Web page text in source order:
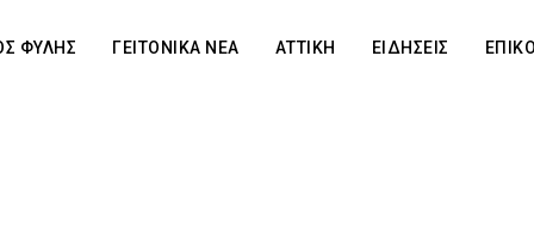
ΦΥΛΗΣ ΓΕΙΤΟΝΙΚΑ ΝΕΑ ΑΤΤΙΚΗ ΕΙΔΗΣΕΙΣ